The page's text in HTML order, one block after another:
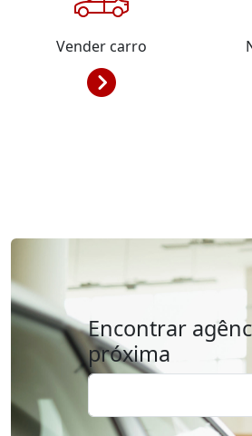
Vender carro
Encontrar
próxima